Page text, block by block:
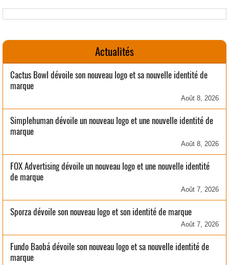
Actualités
Cactus Bowl dévoile son nouveau logo et sa nouvelle identité de
marque
Août 8, 2026
Simplehuman dévoile un nouveau logo et une nouvelle identité de
marque
Août 8, 2026
FOX Advertising dévoile un nouveau logo et une nouvelle identité
de marque
Août 7, 2026
Sporza dévoile son nouveau logo et son identité de marque
Août 7, 2026
Fundo Baobá dévoile son nouveau logo et sa nouvelle identité de
marque